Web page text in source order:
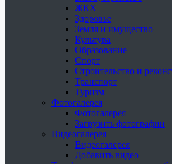
ЖКХ
Здоровье
Земля и имущество
Культура
Образование
Спорт
Строительство и
Транспорт
Туризм
Фотогалерея
Фотогалерея
Загрузить фотографии
Видеогалерея
Видеогалерея
Добавить видео